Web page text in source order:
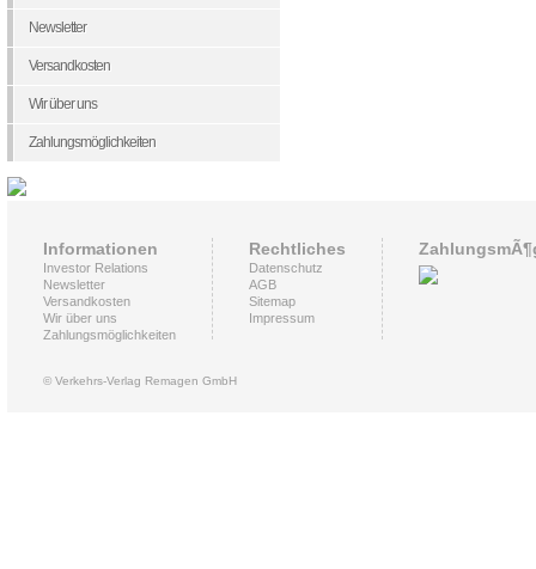
Newsletter
Versandkosten
Wir über uns
Zahlungsmöglichkeiten
Informationen
Investor Relations
Newsletter
Versandkosten
Wir über uns
Zahlungsmöglichkeiten
Rechtliches
Datenschutz
AGB
Sitemap
Impressum
© Verkehrs-Verlag Remagen GmbH